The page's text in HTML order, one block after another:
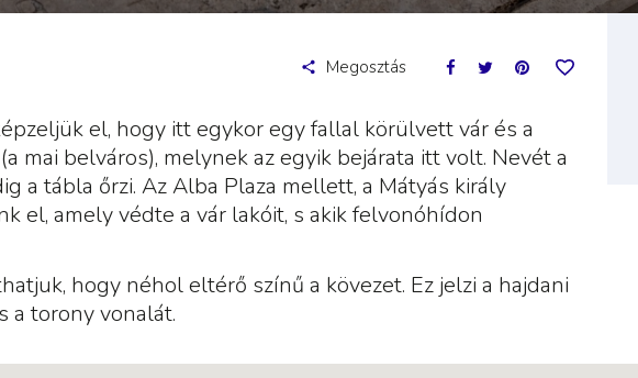
Megosztás
el, hogy itt egykor egy fallal körülvett vár és a
mai belváros), melynek az egyik bejárata itt volt. Nevét a
a tábla őrzi. Az Alba Plaza mellett, a Mátyás király
el, amely védte a vár lakóit, s akik felvonóhídon
hogy néhol eltérő színű a kövezet. Ez jelzi a hajdani
a torony vonalát.